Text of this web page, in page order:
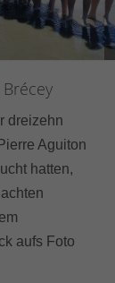
dreizehn
Aguiton
hatten,
aufs Foto